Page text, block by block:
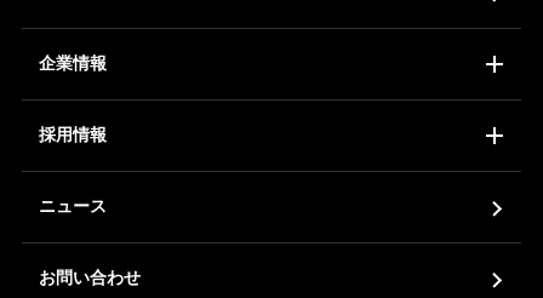
企業情報
採用情報
ニュース
お問い合わせ